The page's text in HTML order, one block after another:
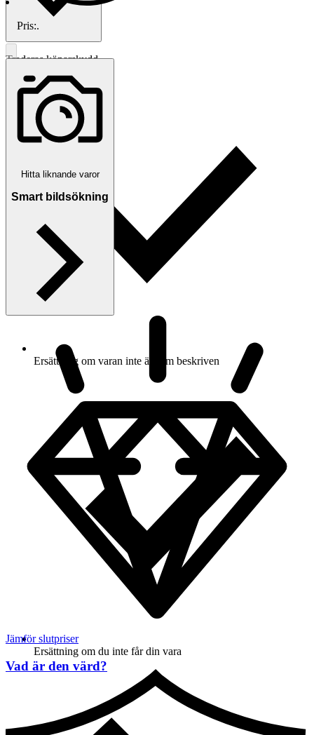
Traderas köparskydd
Ersättning om varan inte är som beskriven
Ersättning om du inte får din vara
Pris:.
Hitta liknande varor
Smart bildsökning
Jämför slutpriser
Vad är den värd?